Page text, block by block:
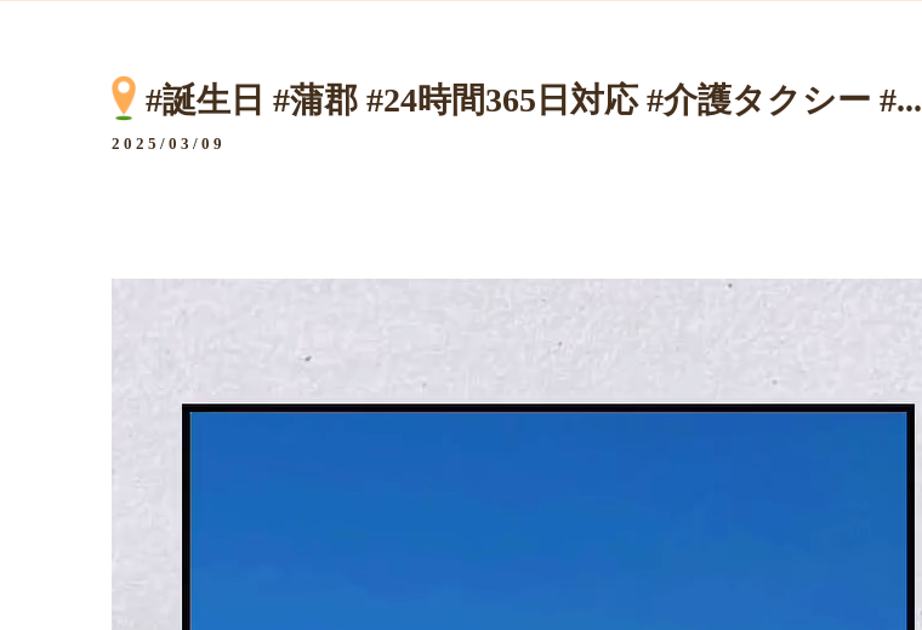
#誕生日 #蒲郡 #24時間365日対応 #介護タクシー #...
2025/03/09